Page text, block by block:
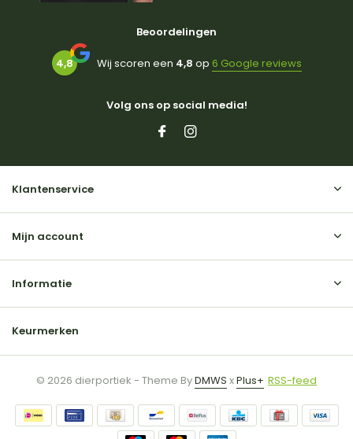
Beoordelingen
4,8 Wij scoren een 4,8 op 6 Google reviews
Volg ons op social media!
Klantenservice
Mijn account
Informatie
Keurmerken
© 2026 dierportiek - Theme ByDMWS xPlus+ RSS-feed